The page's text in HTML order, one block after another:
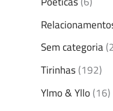
Sem categoria
Tirinhas(192)
Ylmo & Yllo(16)